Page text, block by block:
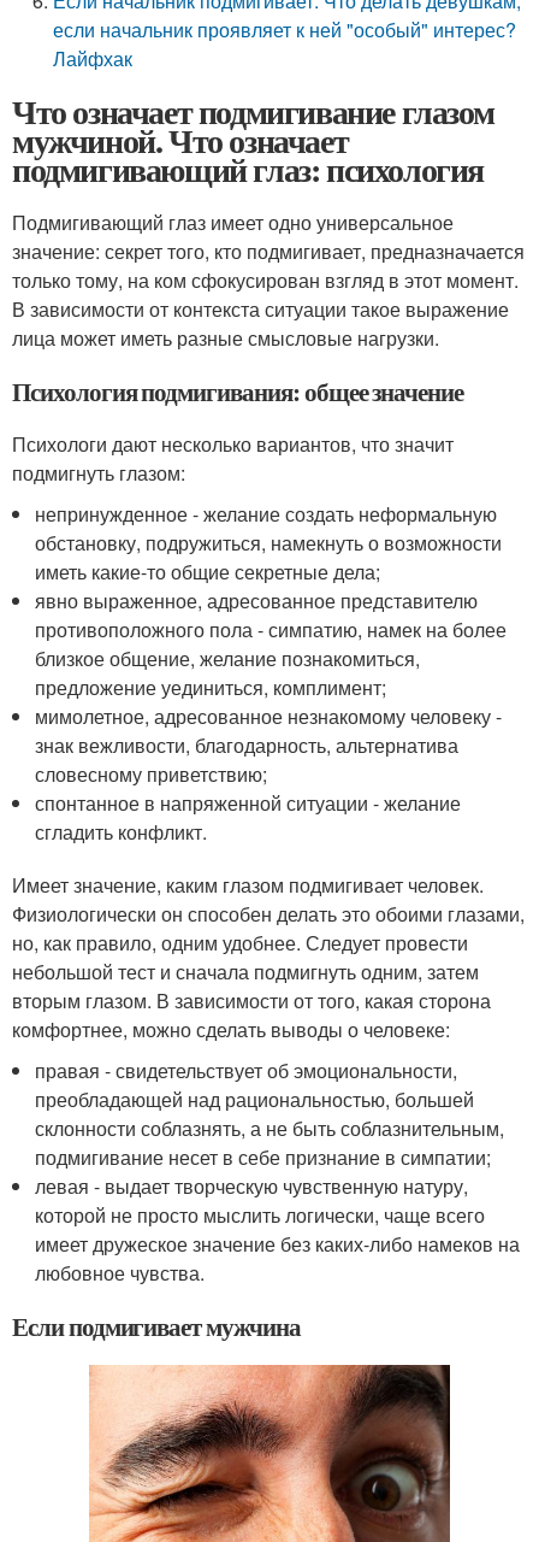
если начальник проявляет к ней "особый" интерес?
Лайфхак
Что означает подмигивание глазом
мужчиной. Что означает
подмигивающий глаз: психология
Подмигивающий глаз имеет одно универсальное
значение: секрет того, кто подмигивает, предназначается
только тому, на ком сфокусирован взгляд в этот момент.
В зависимости от контекста ситуации такое выражение
лица может иметь разные смысловые нагрузки.
Психология подмигивания: общее значение
Психологи дают несколько вариантов, что значит
подмигнуть глазом:
непринужденное - желание создать неформальную
обстановку, подружиться, намекнуть о возможности
иметь какие-то общие секретные дела;
явно выраженное, адресованное представителю
противоположного пола - симпатию, намек на более
близкое общение, желание познакомиться,
предложение уединиться, комплимент;
мимолетное, адресованное незнакомому человеку -
знак вежливости, благодарность, альтернатива
словесному приветствию;
спонтанное в напряженной ситуации - желание
сгладить конфликт.
Имеет значение, каким глазом подмигивает человек.
Физиологически он способен делать это обоими глазами,
но, как правило, одним удобнее. Следует провести
небольшой тест и сначала подмигнуть одним, затем
вторым глазом. В зависимости от того, какая сторона
комфортнее, можно сделать выводы о человеке:
правая - свидетельствует об эмоциональности,
преобладающей над рациональностью, большей
склонности соблазнять, а не быть соблазнительным,
подмигивание несет в себе признание в симпатии;
левая - выдает творческую чувственную натуру,
которой не просто мыслить логически, чаще всего
имеет дружеское значение без каких-либо намеков на
любовное чувства.
Если подмигивает мужчина